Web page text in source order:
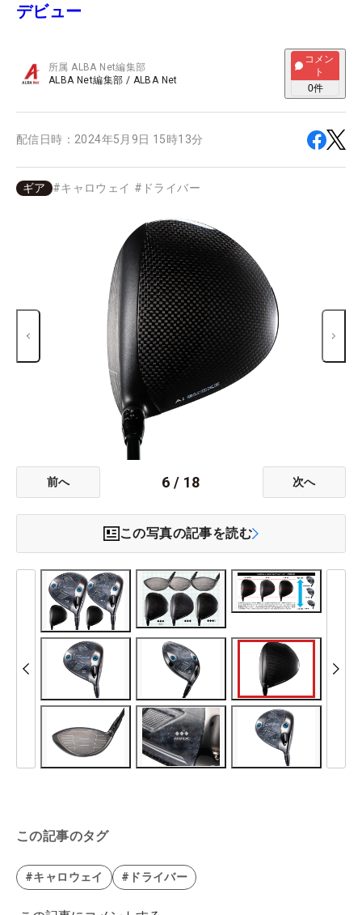
デビュー
所属ALBA Net編集部
ALBA Net編集部 / ALBA Net
コメン
ト
0件
配信日時： 2024年5月9日 15時13分
ギア #キャロウェイ # ドライバー
前へ 6 / 18 次へ
この写真の記事を読む
この記事のタグ
#キャロウェイ #ドライバー